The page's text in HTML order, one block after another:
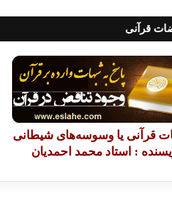
قرآنی
قرآنی یا وسوسه‌های شیطانی
: استاد محمد احمدیان